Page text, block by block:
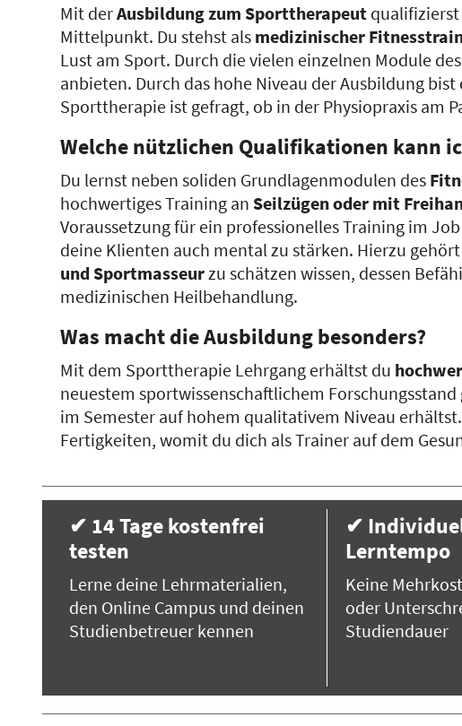
Mit derAusbildung zum Sporttherapeut qualifizierst
Mittelpunkt. Du stehst als medizinischer
Lust am Sport. Durch die vielen einzelnen Module
anbieten. Durch das hohe Niveau der Ausbildung
Sporttherapie ist gefragt, ob in der Physiopraxis am
Welche nützlichen Qualifikationen kann
Du lernst neben soliden Grundlagenmodulen des
hochwertiges Training an Seilzügen oder mit
Voraussetzung für ein professionelles Training im
deine Klienten auch mental zu stärken. Hierzu
und Sportmasseurzu schätzen wissen, dessen
medizinischen Heilbehandlung.
Was macht die Ausbildung besonders?
Mit dem Sporttherapie Lehrgang erhältst du
neuestem sportwissenschaftlichem
im Semester auf hohem qualitativem Niveau
Fertigkeiten, womit du dich als Trainer auf dem
✔ 14 Tage kostenfrei
testen
Lerne deine Lehrmaterialien,
den Online Campus und deinen
Studienbetreuer kennen
✔
Lerntempo
Keine
oder
Studiendauer